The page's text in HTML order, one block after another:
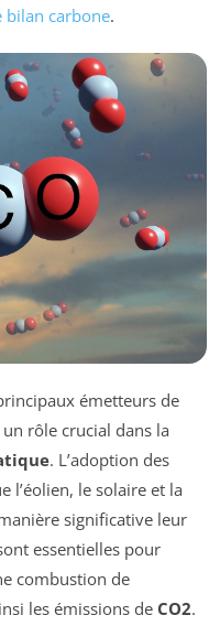
bilan carbone.
émetteurs de
un rôle crucial dans la
. L’adoption des
l’éolien, le solaire et la
significative leur
essentielles pour
combustion de
les émissions de CO2.